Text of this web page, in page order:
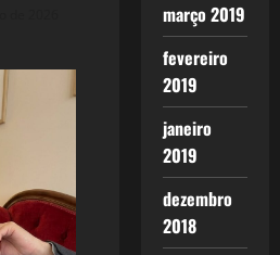
março 2019
fevereiro
2019
janeiro
2019
dezembro
2018